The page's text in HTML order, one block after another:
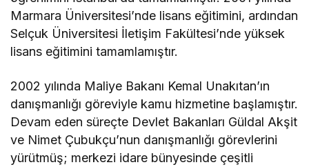
Marmara Üniversitesi’nde lisans eğitimini, ardından
Selçuk Üniversitesi İletişim Fakültesi’nde yüksek
lisans eğitimini tamamlamıştır.
2002 yılında Maliye Bakanı Kemal Unakıtan’ın
danışmanlığı göreviyle kamu hizmetine başlamıştır.
Devam eden süreçte Devlet Bakanları Güldal Akşit
ve Nimet Çubukçu’nun danışmanlığı görevlerini
yürütmüş; merkezi idare bünyesinde çeşitli